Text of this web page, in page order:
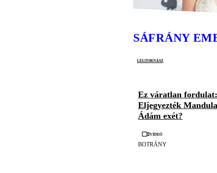
SÁFRÁNY
légtornász
Ez váratlan fordulat:
Eljegyezték Mandula
Ádám exét?
Videó
BOTRÁNY